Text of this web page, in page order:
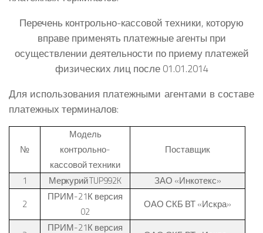
Перечень контрольно-кассовой техники, которую
вправе применять платежные агенты при
осуществлении деятельности по приему платежей
физических лиц после 01.01.2014
Для использования платежными агентами в составе
платежных терминалов:
№
Модель
контрольно-
кассовой техники
Поставщик
1 МеркурийTUP992K
ЗАО «Инкотекс»
2
ПРИМ-21К версия
02
ОАО СКБ ВТ «Искра»
ПРИМ-21К версия